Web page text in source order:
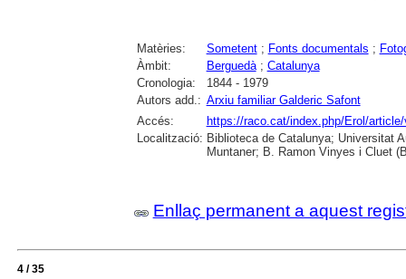
Matèries: Sometent; Fonts documentals ;
Àmbit:
Berguedà; Catalunya
Cronologia:
1844 - 1979
Autors add.: Arxiu familiar Galderic Safont
Accés:
https://raco.cat/index.php/Erol/article/
Localització: Biblioteca de Catalunya; Universitat
Muntaner; B. Ramon Vinyes i Cluet
Enllaç permanent a aquest
4 / 35